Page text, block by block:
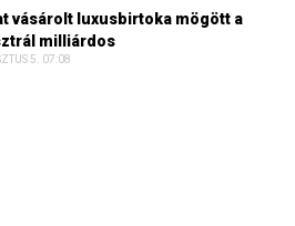
vásárolt luxusbirtoka mögött a
milliárdos
5. 07:08